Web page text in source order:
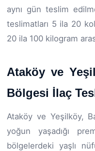
aynı gün teslim
teslimatları 5 ila 20
20 ila 100 kilogram
Ataköy ve
Bölgesi İlaç
Ataköy ve Yeşilköy,
yoğun yaşadığı
bölgelerdeki yaşlı